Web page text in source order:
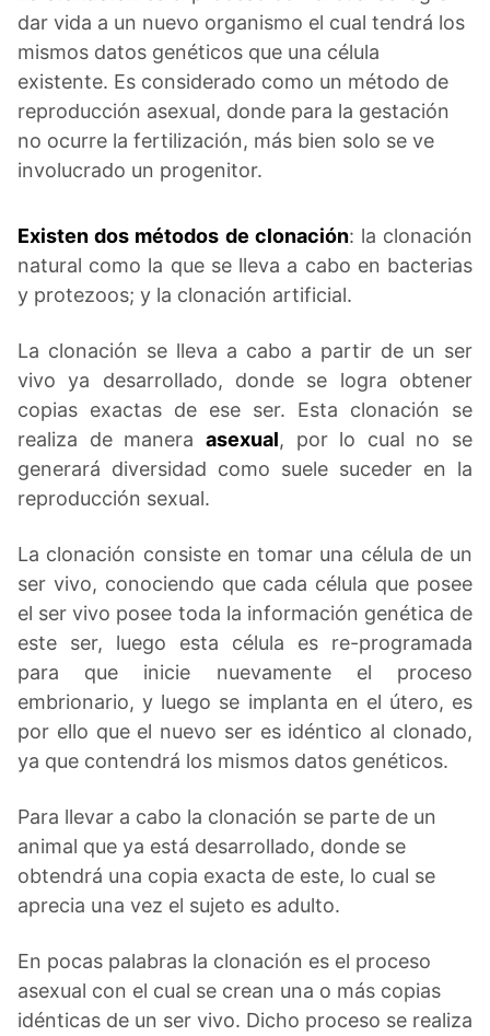
dar vida a un nuevo organismo el cual tendrá los
mismos datos genéticos que una célula
existente. Es considerado como un método de
reproducción asexual, donde para la gestación
no ocurre la fertilización, más bien solo se ve
involucrado un progenitor.
Existen dos métodos de clonación: la clonación
natural como la que se lleva a cabo en bacterias
y protezoos; y la clonación artificial.
La clonación se lleva a cabo a partir de un ser
vivo ya desarrollado, donde se logra obtener
copias exactas de ese ser. Esta clonación se
realiza de manera asexual, por lo cual no se
generará diversidad como suele suceder en la
reproducción sexual.
La clonación consiste en tomar una célula de un
ser vivo, conociendo que cada célula que posee
el ser vivo posee toda la información genética de
este ser, luego esta célula es re-programada
para que inicie nuevamente el proceso
embrionario, y luego se implanta en el útero, es
por ello que el nuevo ser es idéntico al clonado,
ya que contendrá los mismos datos genéticos.
Para llevar a cabo la clonación se parte de un
animal que ya está desarrollado, donde se
obtendrá una copia exacta de este, lo cual se
aprecia una vez el sujeto es adulto.
En pocas palabras la clonación es el proceso
asexual con el cual se crean una o más copias
idénticas de un ser vivo. Dicho proceso se realiza